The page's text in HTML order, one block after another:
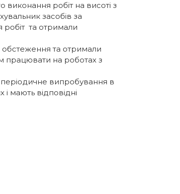
виконання робіт на висоті з
засобів за
робіт та отримали
та отримали
працювати на роботах з
випробування в
і мають відповідні